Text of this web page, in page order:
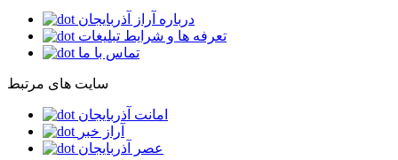
درباره آراز آذربایجان
تعرفه ها و شرایط تبلیغات
تماس با ما
سایت های مرتبط
امانت آذربایجان
آراز خبر
عصر آذربایجان